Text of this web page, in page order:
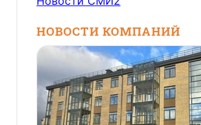
НОВОСТИ КОМПАНИЙ